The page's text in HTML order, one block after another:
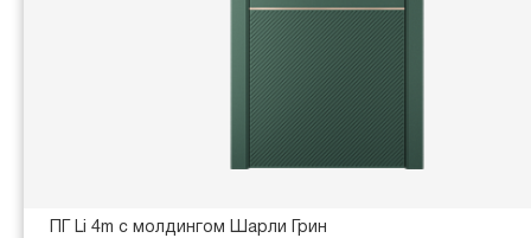
ПГ Li 4m с молдингом Шарли Грин